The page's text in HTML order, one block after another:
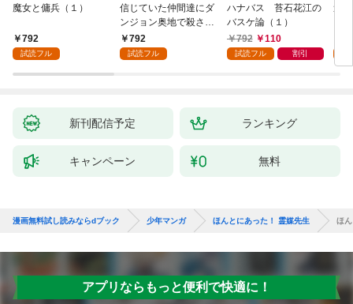
魔女と傭兵（１）
792
試読フル
信じていた仲間達にダ
ンジョン奥地で殺され
かけたがギフト『無限
ガチャ』でレベル９９
（１）
792
試読フル
ハナバス 苔石花江の
バスケ論（１）
792
110
試読フル 割引
追
強
～
新刊配信予定 ランキング
キャンペーン 無料
漫画無料試し読みならdブック 少年マンガ ほんとにあった！ 霊媒先生 ほ
アプリならもっと便利で快適に！